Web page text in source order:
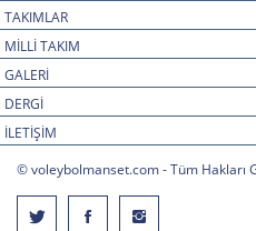
TAKIMLAR
MİLLİ TAKIM
GALERİ
DERGİ
İLETİŞİM
© voleybolmanset.com - Tüm Hakları